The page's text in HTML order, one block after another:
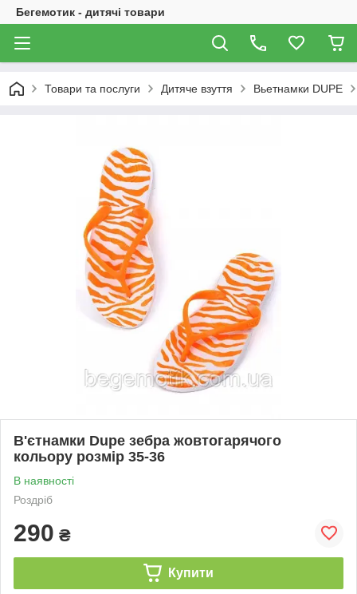
Бегемотик - дитячі товари
Товари та послуги Дитяче взуття Вьетнамки DUPE
В'єтнамки Dupe зебра жовтогарячого
кольору розмір 35-36
В наявності
Роздріб
290 ₴
Купити